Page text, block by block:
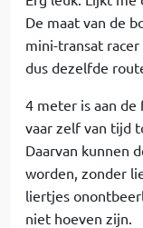
De maat van de
mini-transat
dus dezelfde
4 meter is aan
vaar zelf van tijd
Daarvan kunnen
worden, zonder
liertjes
niet hoeven zijn.